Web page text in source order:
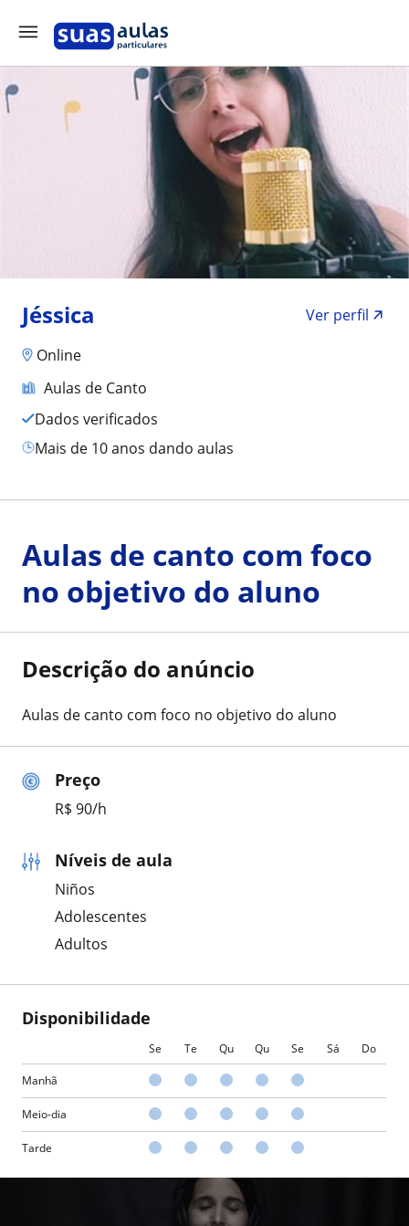
Jéssica
Ver perfil
Online
Aulas de Canto
Dados verificados
mais de 10 anos dando aulas
Preço
R$ 90/h
Níveis de aula
Niños
Adolescentes
Adultos
Disponibilidade
Se Te Qu Qu Se Sá Do
Manhã
Meio-dia
Tarde
Aulas de canto com foco
no objetivo do aluno
Descrição do anúncio
Aulas de canto com foco no objetivo do aluno